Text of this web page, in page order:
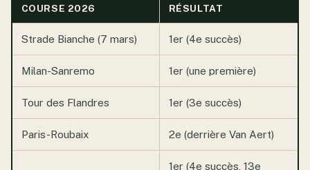
COURSE 2026 RÉSULTAT
Strade Bianche (7 mars) 1er (4e succès)
Milan-Sanremo 1er (une première)
Tour des Flandres 1er (3e succès)
Paris-Roubaix 2e (derrière Van Aert)
1er (4e succès, 13e